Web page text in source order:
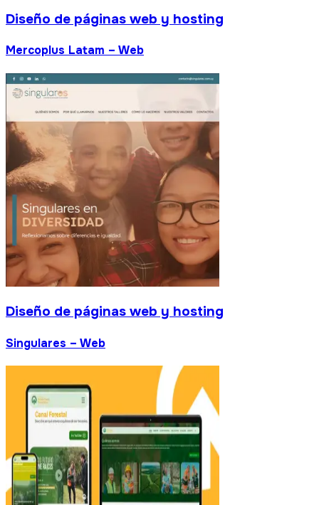
Diseño de páginas web y hosting
Mercoplus Latam – Web
Diseño de páginas web y hosting
Singulares – Web